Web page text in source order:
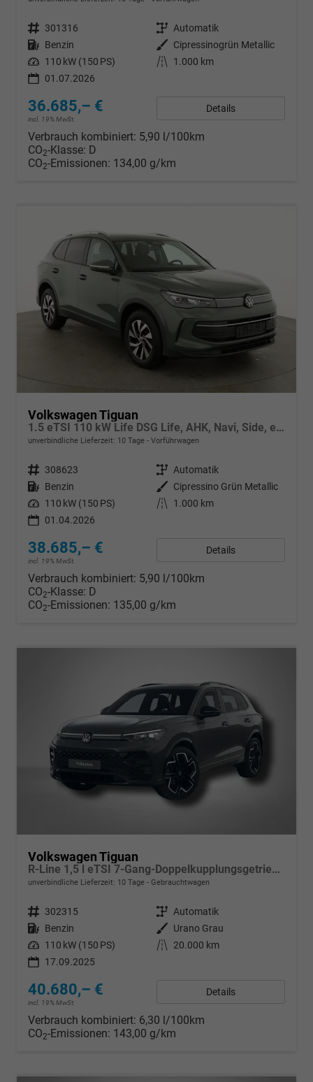
Fahrzeugnr. 301316 Getriebe Automatik
Kraftstoff Benzin Außenfarbe
Cipressinogrün Metallic
Leistung 110 kW (150 PS) Kilometerstand
1.000 km
01.07.2026
36.685,– €
incl. 19% MwSt.
Details
Verbrauch kombiniert: 5,90 l/100km
CO2-Klasse: D
CO2-Emissionen: 134,00 g/km
Volkswagen Tiguan
1.5 eTSI 110 kW Life DSG Life, AHK, Navi, Side, el. Klappe, LED-Plus, 5-J Garantie
unverbindliche Lieferzeit: 10 Tage Vorführwagen
Fahrzeugnr. 308623 Getriebe Automatik
Kraftstoff Benzin Außenfarbe
Cipressino Grün Metallic
Leistung 110 kW (150 PS) Kilometerstand
1.000 km
01.04.2026
38.685,– €
incl. 19% MwSt.
Details
Verbrauch kombiniert: 5,90 l/100km
CO2-Klasse: D
CO2-Emissionen: 135,00 g/km
Volkswagen Tiguan
R-Line 1,5 l eTSI 7-Gang-Doppelkupplungsgetriebe DSG
unverbindliche Lieferzeit: 10 Tage Gebrauchtwagen
Fahrzeugnr. 302315 Getriebe Automatik
Kraftstoff Benzin Außenfarbe
Urano Grau
Leistung 110 kW (150 PS) Kilometerstand
20.000 km
17.09.2025
40.680,– €
incl. 19% MwSt.
Details
Verbrauch kombiniert: 6,30 l/100km
CO2-Emissionen: 143,00 g/km